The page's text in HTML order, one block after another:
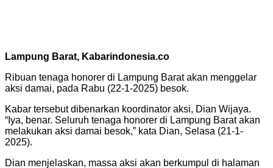
Lampung Barat, Kabarindonesia.co
Ribuan tenaga honorer di Lampung Barat akan menggelar
aksi damai, pada Rabu (22-1-2025) besok.
Kabar tersebut dibenarkan koordinator aksi, Dian Wijaya.
“Iya, benar. Seluruh tenaga honorer di Lampung Barat akan
melakukan aksi damai besok,” kata Dian, Selasa (21-1-
2025).
Dian menjelaskan, massa aksi akan berkumpul di halaman